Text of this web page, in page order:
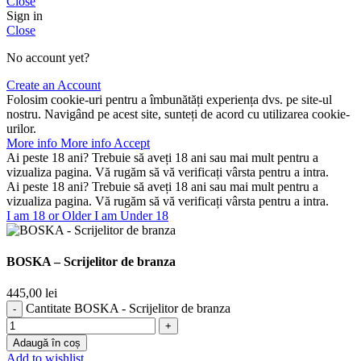
Sign in
Close
No account yet?
Create an Account
Folosim cookie-uri pentru a îmbunătăți experiența dvs. pe site-ul
nostru. Navigând pe acest site, sunteți de acord cu utilizarea cookie-
urilor.
More info More info Accept
Ai peste 18 ani? Trebuie să aveți 18 ani sau mai mult pentru a
vizualiza pagina. Vă rugăm să vă verificați vârsta pentru a intra.
Ai peste 18 ani? Trebuie să aveți 18 ani sau mai mult pentru a
vizualiza pagina. Vă rugăm să vă verificați vârsta pentru a intra.
I am 18 or OlderI am Under 18
BOSKA – Scrijelitor de branza
445,00 lei
Cantitate BOSKA - Scrijelitor de branza
Adaugă în coș